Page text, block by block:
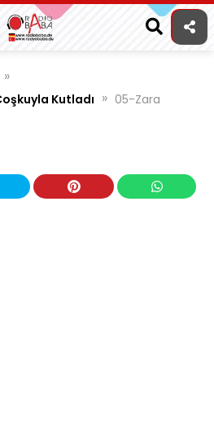
»
Kutladı » 05-Zara